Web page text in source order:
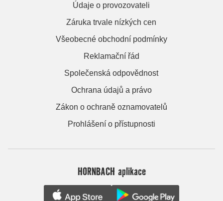
Údaje o provozovateli
Záruka trvale nízkých cen
Všeobecné obchodní podmínky
Reklamační řád
Společenská odpovědnost
Ochrana údajů a právo
Zákon o ochraně oznamovatelů
Prohlášení o přístupnosti
HORNBACH aplikace